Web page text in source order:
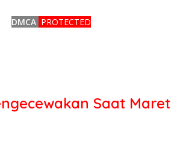
DMCA PROTECTED
Saat Maret